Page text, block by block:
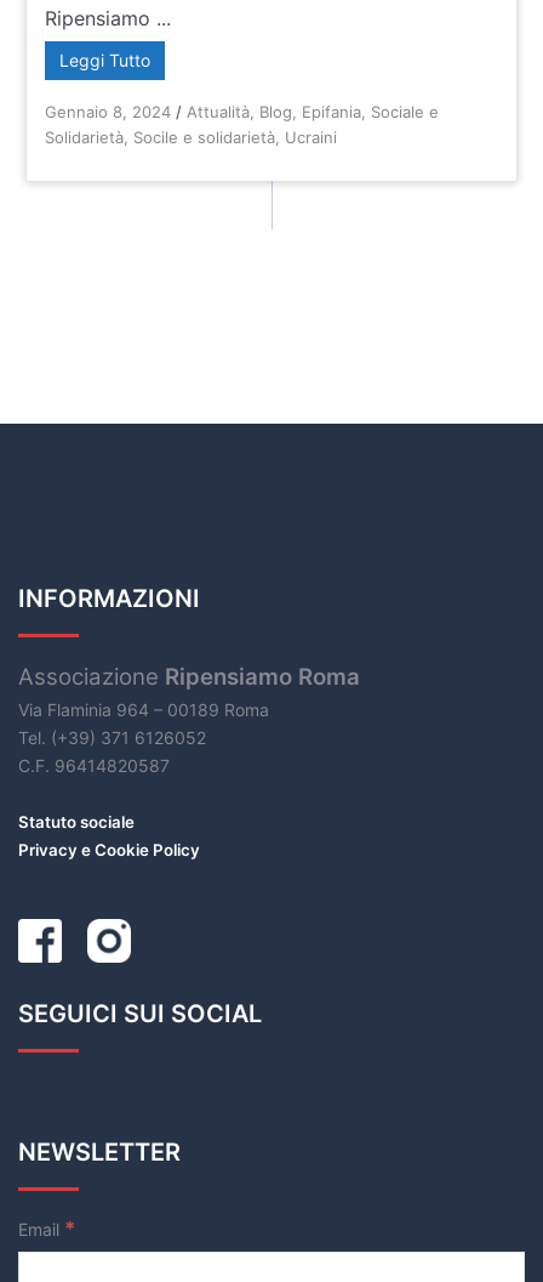
Ripensiamo ...
Leggi Tutto
Gennaio 8, 2024 / Attualità Blog Epifania Sociale e
Solidarietà Socile e solidarietà Ucraini
INFORMAZIONI
Associazione Ripensiamo Roma
Via Flaminia 964 – 00189 Roma
Tel. (+39) 371 6126052
C.F. 96414820587
Statuto sociale
Privacy e Cookie Policy
SEGUICI SUI SOCIAL
NEWSLETTER
Email *